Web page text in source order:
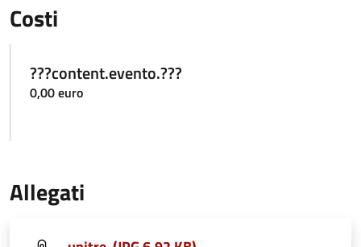
Costi
???content.evento.???
0,00 euro
Allegati